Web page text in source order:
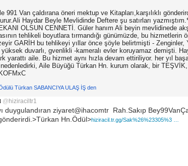
991 Van çaldırana öneri mektup ve Kitapları,karşılıklı
Haydar Beyle Mevlidinde Deftere şu satırları
OLSUN CENNETİ. Güler hanım Ali beyin mevlidinede
tehlikeli boyutlara tırmandığı günümüzde, bu hizmetlerin
GARİH bu tehlikeyi yıllar önce şöyle belirtmişti - Zenginler,
yüksek duvarlı, gvenlikli -kameralı evler koruyamaz demişti.
yarattı aile. Bu hizmet aynı hızla devam ettiriliyor. her yıl
Aile Büyüğü Türkan Hn. kurum olarak, bir
Türkan SABANCIYA ULAŞ İŞ den
@ hiziraciltr1
duygulandıran ziyaret@ihacomtr  Rah.Sakıp
Hn.Ödül>hiziracil.tr.gg/Sak%26%23305%3